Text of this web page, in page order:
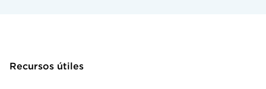
Recursos útiles